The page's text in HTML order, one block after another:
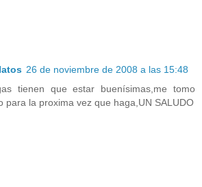
26 de noviembre de 2008 a las 15:48
tienen que estar buenísimas,me tomo
para la proxima vez que haga,UN SALUDO